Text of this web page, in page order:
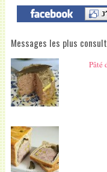
Messages les plus
Pâté